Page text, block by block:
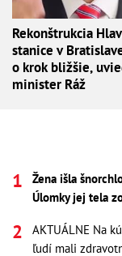
Rekonštrukcia
stanice v
o krok bližšie,
minister Ráž
Žena išla
Úlomky jej tela
AKTUÁLNE Na
ľudí mali